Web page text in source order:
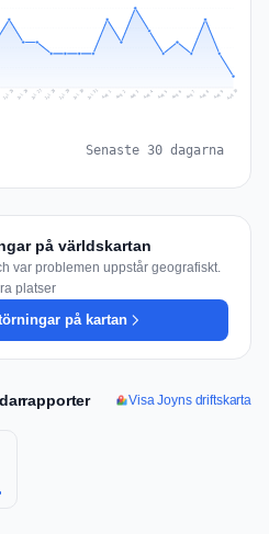
Jul 25 Jul 26 Jul 27 Jul 28 Jul 29 Jul 30 Jul 31 Aug 1 Aug 2 Aug 3 Aug 4 Aug 5 Aug 6 Aug 7 Aug 8 Aug 9 Aug 10
Senaste 30 dagarna
på världskartan
var problemen uppstår geografiskt.
platser
på kartan
Visa Joyns driftskarta